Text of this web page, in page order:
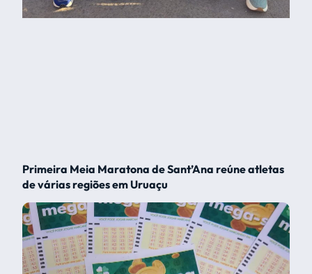
Primeira Meia Maratona de Sant’Ana reúne atletas
de várias regiões em Uruaçu